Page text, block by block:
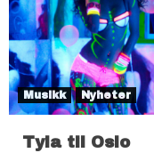
Musikk Nyheter
Tyla til Oslo